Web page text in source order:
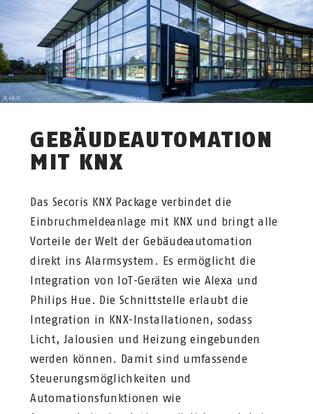
GEBÄUDEAUTOMATION
MIT KNX
Das Secoris KNX Package verbindet die
Einbruchmeldeanlage mit KNX und bringt alle
Vorteile der Welt der Gebäudeautomation
direkt ins Alarmsystem. Es ermöglicht die
Integration von IoT-Geräten wie Alexa und
Philips Hue. Die Schnittstelle erlaubt die
Integration in KNX-Installationen, sodass
Licht, Jalousien und Heizung eingebunden
werden können. Damit sind umfassende
Steuerungsmöglichkeiten und
Automationsfunktionen wie